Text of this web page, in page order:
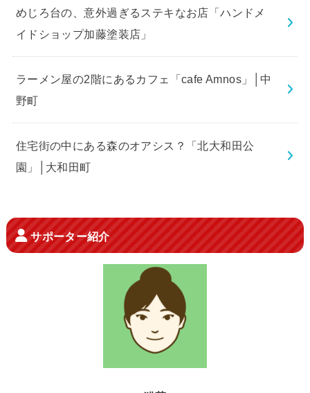
めじろ台の、意外過ぎるステキなお店「ハンドメ
イドショップ加藤塗装店」
ラーメン屋の2階にあるカフェ「cafe Amnos」│中
野町
住宅街の中にある森のオアシス？「北大和田公
園」│大和田町
サポーター紹介